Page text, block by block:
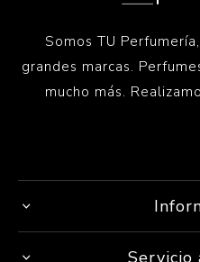
Somos TU
grandes marcas.
mucho más.